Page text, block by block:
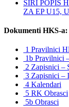
ŠIRI POPIS
ZA EP U15,
Dokumenti HKS-a:
1 Pravilnici
1b Pravilnici
2 Zapisnici –
3 Zapisnici –
4 Kalendari
5 RK Obrasci
5b Obrasci